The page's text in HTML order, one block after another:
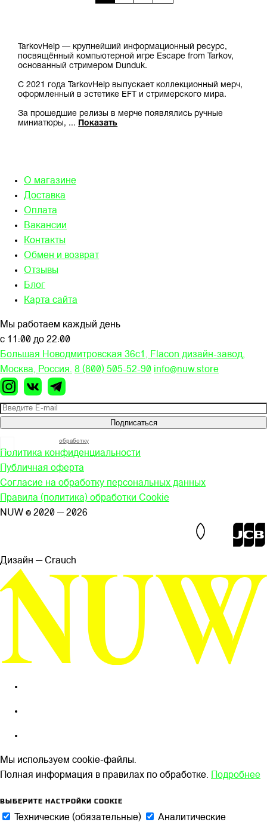
TarkovHelp — крупнейший информационный ресурс,
посвящённый компьютерной игре Escape from Tarkov,
основанный стримером Dunduk.
С 2021 года TarkovHelp выпускает коллекционный мерч,
оформленный в эстетике EFT и стримерского мира.
За прошедшие релизы в мерче появлялись ручные
миниатюры, ... Показать
О магазине
Доставка
Оплата
Вакансии
Контакты
Обмен и возврат
Отзывы
Блог
Карта сайта
Мы работаем каждый день
с 11:00 до 22:00
Большая Новодмитровская 36c1, Flacon дизайн-завод,
Москва, Россия. 8 (800) 505-52-90 info@nuw.store
Подписаться
обработку
Политика конфиденциальности
Публичная оферта
Согласие на обработку персональных данных
Правила (политика) обработки Cookie
NUW © 2020 — 2026
Дизайн — Сrauch
Мы используем cookie-файлы.
Полная информация в правилах по обработке.
Подробнее
ВЫБЕРИТЕ НАСТРОЙКИ COOKIE
Технические (обязательные) Аналитические